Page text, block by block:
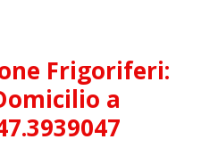
Frigoriferi:
a